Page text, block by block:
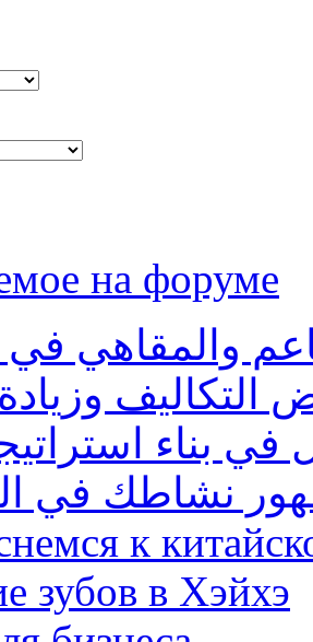
на форуме
والمقاهي
وزيادة
بناء
نشاطك في
к
зубов в Хэйхэ